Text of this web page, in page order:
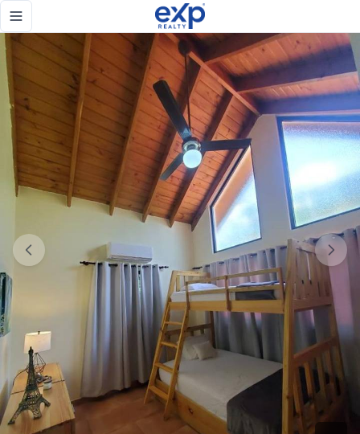
Toggle navigation menu
Villa de renta en Jarabacoa - eXp Realty República